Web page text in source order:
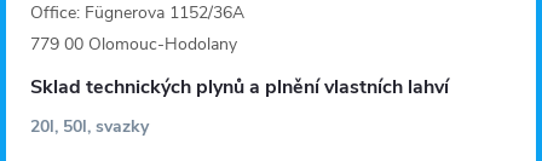
Office: Fügnerova 1152/36A
779 00 Olomouc-Hodolany
Sklad technických plynů a plnění vlastních lahví
20l, 50l, svazky